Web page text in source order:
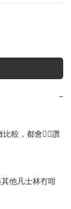
−
較，都會👍🏻讚
他凡士林冇咁